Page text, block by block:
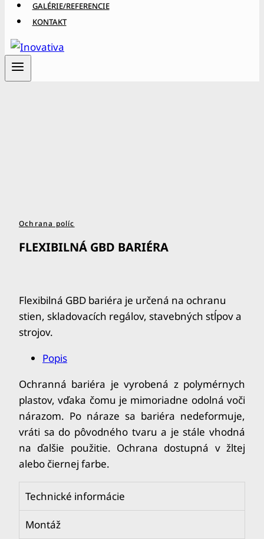
GALÉRIE/REFERENCIE
KONTAKT
Ochrana políc
FLEXIBILNÁ GBD BARIÉRA
Flexibilná GBD bariéra je určená na ochranu
stien, skladovacích regálov, stavebných stĺpov a
strojov.
Popis
Ochranná bariéra je vyrobená z polymérnych
plastov, vďaka čomu je mimoriadne odolná voči
nárazom. Po náraze sa bariéra nedeformuje,
vráti sa do pôvodného tvaru a je stále vhodná
na ďalšie použitie. Ochrana dostupná v žltej
alebo čiernej farbe.
Technické informácie
Montáž